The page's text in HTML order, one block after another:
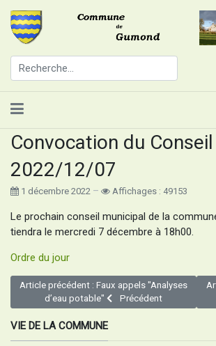
Convocation du
2022/12/07
1 décembre 2022 Affichages : 49153
Le prochain conseil municipal de la
tiendra le mercredi 7 décembre à 18h00.
Ordre du jour
Article précédent : Faux appels "Analyses
d’eau potable"
Précédent
VIE DE LA COMMUNE